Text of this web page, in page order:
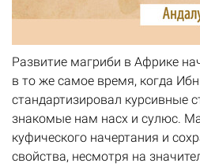
Развитие магриби в Африке
в то же самое время, когда
стандартизировал курсивные
знакомые нам насх и сулюс.
куфического начертания и
свойства, несмотря на